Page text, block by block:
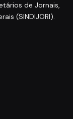
de Jornais,
(SINDIJORI).